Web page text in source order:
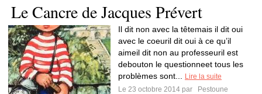
Le Cancre de Jacques Prévert
Il dit non avec la têtemais il dit oui
avec le coeuril dit oui à ce qu’il
aimeil dit non au professeuril est
debouton le questionneet tous les
problèmes sont...
Lire la suite
Le 23 octobre 2014 par
Pestoune